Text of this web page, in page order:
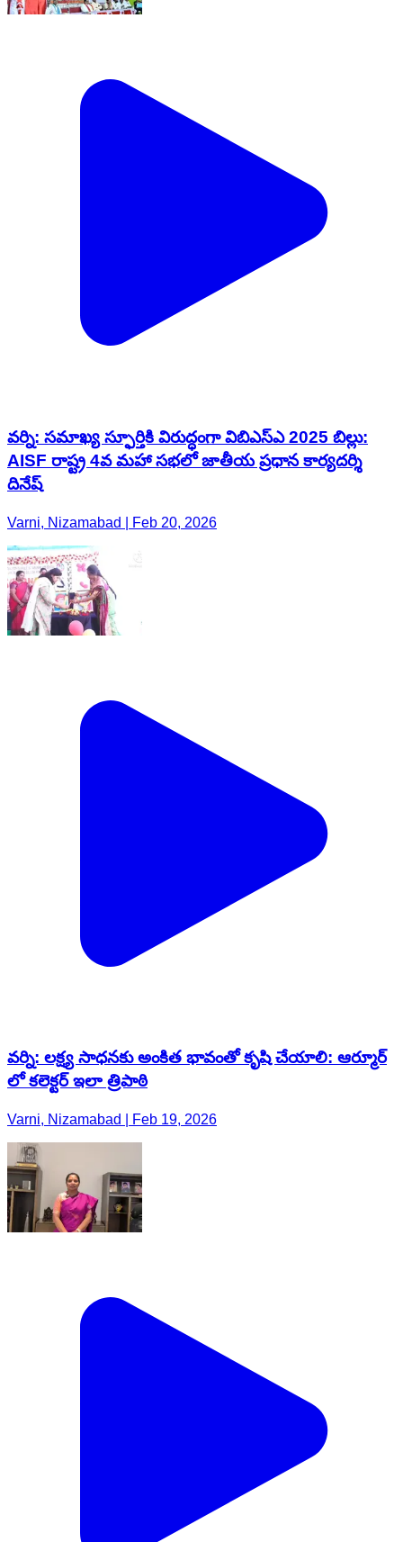
వర్ని: సమాఖ్య స్ఫూర్తికి విరుద్ధంగా విబిఎస్ఎ 2025 బిల్లు:
AISF రాష్ట్ర 4వ మహా సభలో జాతీయ ప్రధాన కార్యదర్శి
దినేష్
Varni, Nizamabad | Feb 20, 2026
వర్ని: లక్ష్య సాధనకు అంకిత భావంతో కృషి చేయాలి: ఆర్మూర్
లో కలెక్టర్ ఇలా త్రిపాఠి
Varni, Nizamabad | Feb 19, 2026